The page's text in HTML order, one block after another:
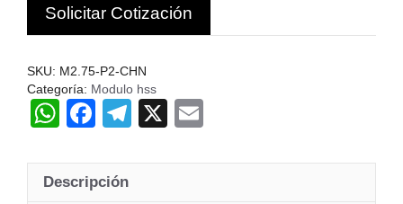
16
Hss
Solicitar Cotización
SKU: M2.75-P2-CHN
Categoría: Modulo hss
W
at
F
c
T
e
X
ail
Descripción